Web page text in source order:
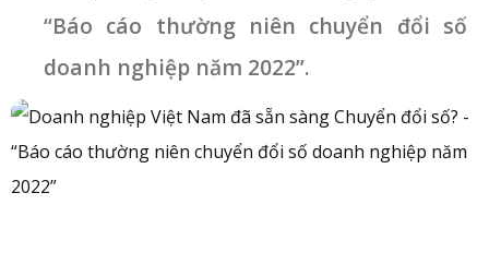
“Báo cáo thường niên chuyển đổi số
doanh nghiệp năm 2022”.